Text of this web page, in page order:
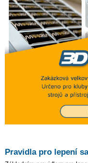
Pravidla pro lepení